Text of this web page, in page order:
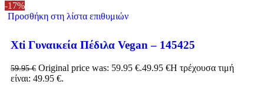
-17%
Προσθήκη στη λίστα επιθυμιών
Xti Γυναικεία Πέδιλα Vegan – 145425
59.95€ Original price was: 59.95 €.49.95 €Η τρέχουσα τιμή
είναι: 49.95 €.